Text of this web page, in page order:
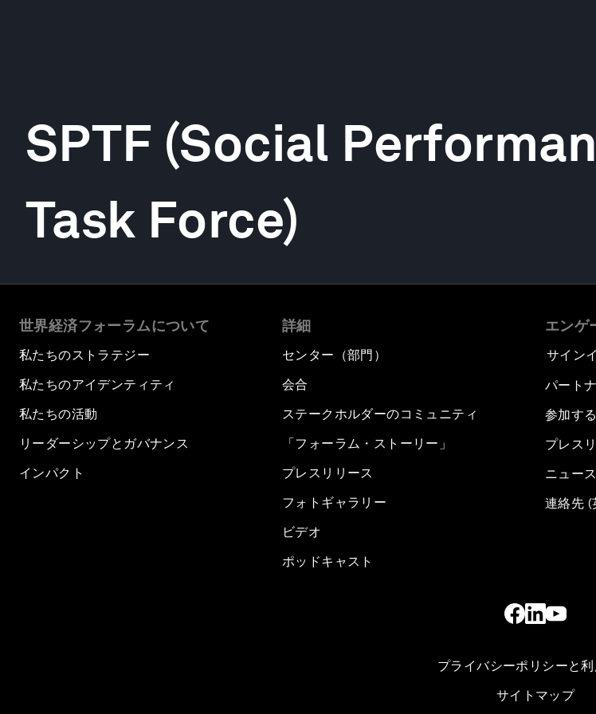
SPTF (Social
Task Force)
世界経済フォーラムについて
私たちのストラテジー
私たちのアイデンティティ
私たちの活動
リーダーシップとガバナンス
インパクト
詳細
センター（部門）
会合
ステークホルダーのコミュニティ
「フォーラム・ストーリー」
プレスリリース
フォトギャラリー
ビデオ
ポッドキャスト
エンゲ
サイン
パート
参加す
プレス
ニュー
連絡先 (
プライバシーポリシーと
サイトマップ